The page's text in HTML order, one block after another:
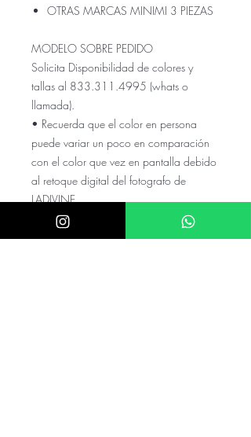
OTRAS MARCAS MINIMI 3 PIEZAS
MODELO SOBRE PEDIDO
Solicita Disponibilidad de colores y
tallas al 833.311.4995 (whats o
llamada).
• Recuerda que el color en persona
puede variar un poco en comparación
con el color que vez en pantalla debido
al retoque digital del fotografo de
LADIVINE
El precio NO incluye el envio a tu